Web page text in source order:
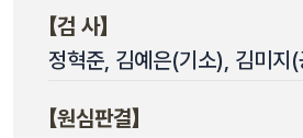
【검 사】
정혁준, 김예은(기소), 김미지(
【원심판결】